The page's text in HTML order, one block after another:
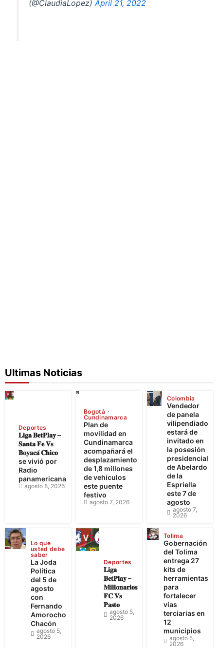
(@ClaudiaLopez)April 21, 2022
Ultimas Noticias
Deportes
𝐋𝐢𝐠𝐚 𝐁𝐞𝐭𝐏𝐥𝐚𝐲 –
𝐒𝐚𝐧𝐭𝐚 𝐅𝐞 𝐕𝐬
𝐁𝐨𝐲𝐚𝐜𝐚́ 𝐂𝐡𝐢𝐜𝐨
se vivió por
Radio
panamericana
agosto 8, 2026
Bogotá
Cundinamarca
Plan de
movilidad en
Cundinamarca
acompañará el
desplazamiento
de 1,8 millones
de vehículos
este puente
festivo
agosto 7, 2026
Colombia
Vendedor
de panela
vilipendiado
estará de
invitado en
la posesión
presidencial
de Abelardo
de la
Espriella
este 7 de
agosto
agosto 7,
2026
Lo que
usted debe
saber
La Joda
Política
del 5 de
agosto
con
Fernando
Amorocho
Chacón
agosto 5,
2026
Deportes
𝐋𝐢𝐠𝐚
𝐁𝐞𝐭𝐏𝐥𝐚𝐲 –
𝐌𝐢𝐥𝐥𝐨𝐧𝐚𝐫𝐢𝐨𝐬
𝐅𝐂 𝐕𝐬
𝐏𝐚𝐬𝐭𝐨
agosto 5,
2026
Tolima
Gobernación
del Tolima
entrega 27
kits de
herramientas
para
fortalecer
vías
terciarias en
12
municipios
agosto 5,
2026